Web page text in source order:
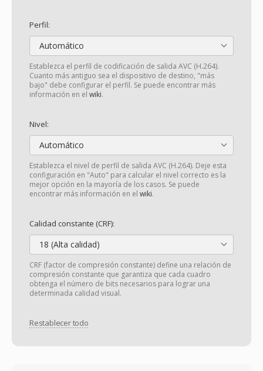
Perfil:
Automático
Establezca el perfil de codificación de salida AVC (H.264).
Cuanto más antiguo sea el dispositivo de destino, "más
bajo" debe configurar el perfil. Se puede encontrar más
información en el wiki.
Nivel:
Automático
Establezca el nivel de perfil de salida AVC (H.264). Deje esta
configuración en "Auto" para calcular el nivel correcto es la
mejor opción en la mayoría de los casos. Se puede
encontrar más información en el wiki.
Calidad constante (CRF):
18 (Alta calidad)
CRF (factor de compresión constante) define una relación de
compresión constante que garantiza que cada cuadro
obtenga el número de bits necesarios para lograr una
determinada calidad visual.
Restablecer todo